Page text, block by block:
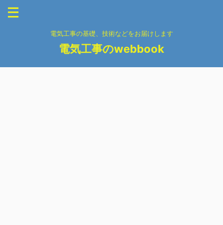
電気工事の基礎、技術などをお届けします
電気工事のwebbook